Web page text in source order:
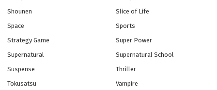
Aikatsu Friends!
Eps - October 28, 2024
Akahori Gedou Hour Rabuge
Eps - October 28, 2024
Shounen
Slice of Life
Space
Sports
Strategy Game
Super Power
Supernatural
Supernatural School
Suspense
Thriller
Tokusatsu
Vampire